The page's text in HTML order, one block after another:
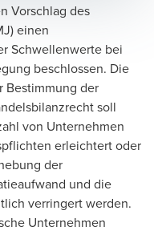
Vorschlag des
einen
Schwellenwerte bei
beschlossen. Die
Bestimmung der
soll
von Unternehmen
erleichtert oder
der
und die
verringert werden.
Unternehmen